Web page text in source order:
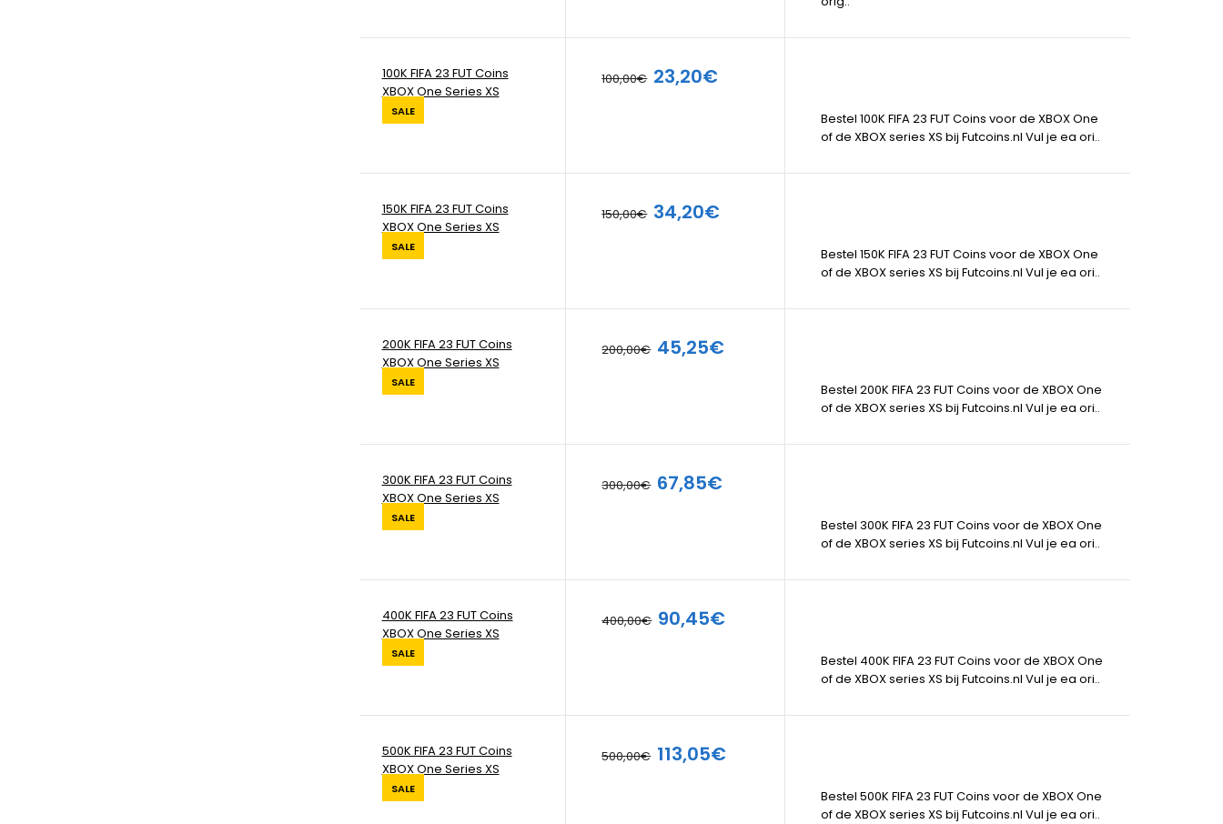
100K FIFA 23 FUT Coins
XBOX One Series XS
SALE
100,00€ 23,20€
Bestel 100K FIFA 23 FUT Coins voor de XBOX One
of de XBOX series XS bij Futcoins.nl Vul je ea ori..
150K FIFA 23 FUT Coins
XBOX One Series XS
SALE
150,00€ 34,20€
Bestel 150K FIFA 23 FUT Coins voor de XBOX One
of de XBOX series XS bij Futcoins.nl Vul je ea ori..
200K FIFA 23 FUT Coins
XBOX One Series XS
SALE
200,00€ 45,25€
Bestel 200K FIFA 23 FUT Coins voor de XBOX One
of de XBOX series XS bij Futcoins.nl Vul je ea ori..
300K FIFA 23 FUT Coins
XBOX One Series XS
SALE
300,00€ 67,85€
Bestel 300K FIFA 23 FUT Coins voor de XBOX One
of de XBOX series XS bij Futcoins.nl Vul je ea ori..
400K FIFA 23 FUT Coins
XBOX One Series XS
SALE
400,00€ 90,45€
Bestel 400K FIFA 23 FUT Coins voor de XBOX One
of de XBOX series XS bij Futcoins.nl Vul je ea ori..
500K FIFA 23 FUT Coins
XBOX One Series XS
SALE
500,00€ 113,05€
Bestel 500K FIFA 23 FUT Coins voor de XBOX One
of de XBOX series XS bij Futcoins.nl Vul je ea ori..